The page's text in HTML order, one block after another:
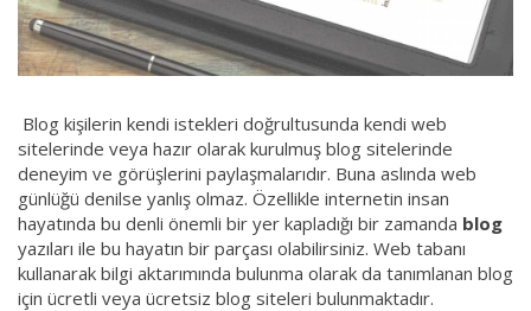
Blog kişilerin kendi istekleri doğrultusunda kendi web
sitelerinde veya hazır olarak kurulmuş blog sitelerinde
deneyim ve görüşlerini paylaşmalarıdır. Buna aslında web
günlüğü denilse yanlış olmaz. Özellikle internetin insan
hayatında bu denli önemli bir yer kapladığı bir zamanda blog
yazıları ile bu hayatın bir parçası olabilirsiniz. Web tabanı
kullanarak bilgi aktarımında bulunma olarak da tanımlanan blog
için ücretli veya ücretsiz blog siteleri bulunmaktadır.